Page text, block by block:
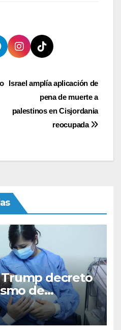
Israel amplía aplicación de
pena de muerte a
palestinos en Cisjordania
reocupada
decreto
de